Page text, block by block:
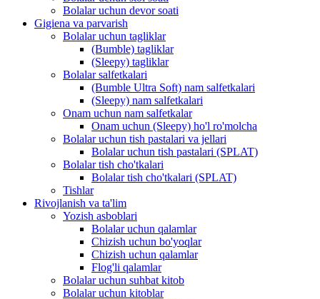
Bolalar uchun devor soati
Gigiena va parvarish
Bolalar uchun tagliklar
(Bumble) tagliklar
(Sleepy) tagliklar
Bolalar salfetkalari
(Bumble Ultra Soft) nam salfetkalari
(Sleepy) nam salfetkalari
Onam uchun nam salfetkalar
Onam uchun (Sleepy) ho'l ro'molcha
Bolalar uchun tish pastalari va jellari
Bolalar uchun tish pastalari (SPLAT)
Bolalar tish cho'tkalari
Bolalar tish cho'tkalari (SPLAT)
Tishlar
Rivojlanish va ta'lim
Yozish asboblari
Bolalar uchun qalamlar
Chizish uchun bo'yoqlar
Chizish uchun qalamlar
Flog'li qalamlar
Bolalar uchun suhbat kitob
Bolalar uchun kitoblar